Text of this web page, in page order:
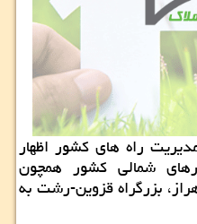
راه های کشور اظهار
شمالی کشور همچون
بزرگراه قزوین-رشت به